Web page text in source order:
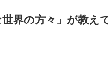
界の方々」が教え